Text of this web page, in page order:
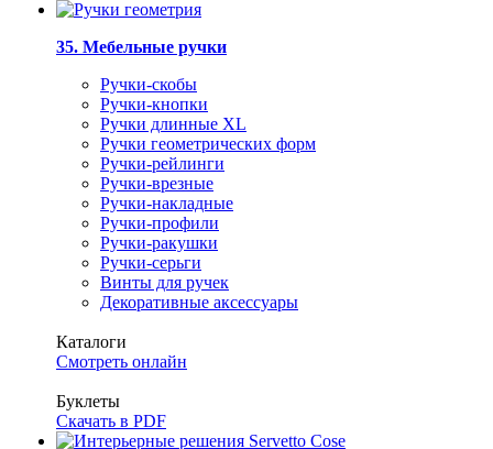
35. Мебельные ручки
Ручки-скобы
Ручки-кнопки
Ручки длинные XL
Ручки геометрических форм
Ручки-рейлинги
Ручки-врезные
Ручки-накладные
Ручки-профили
Ручки-ракушки
Ручки-серьги
Винты для ручек
Декоративные аксессуары
Каталоги
Смотреть онлайн
Буклеты
Скачать в PDF